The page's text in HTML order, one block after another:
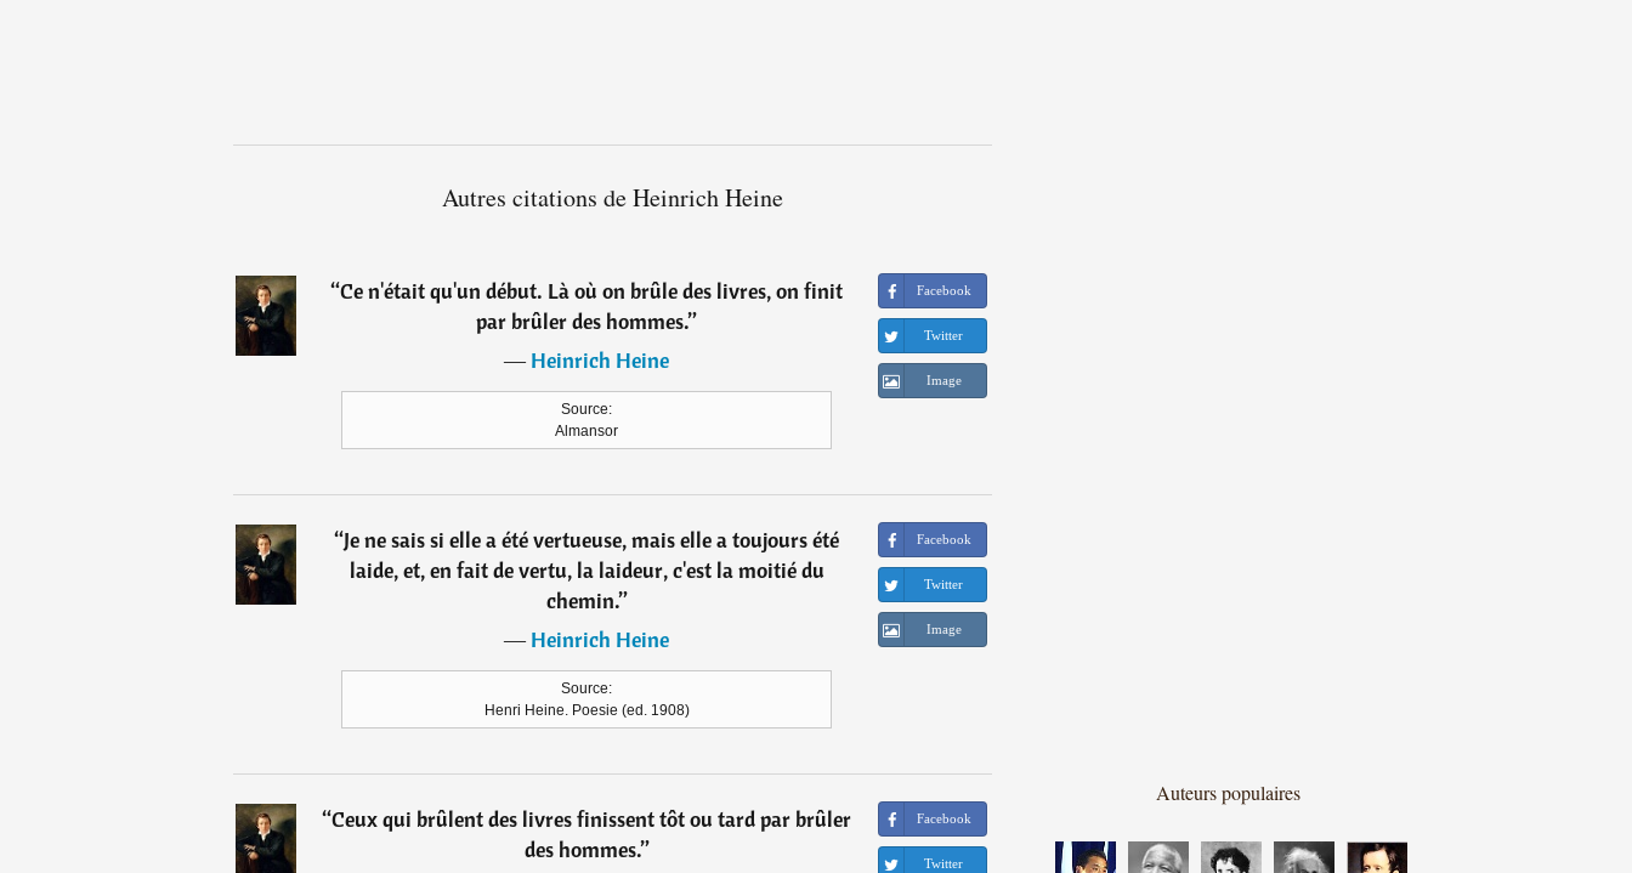
Autres citations de Heinrich Heine
“Ce n'était qu'un début. Là où on brûle des livres, on finit
par brûler des hommes.”
―Heinrich Heine
Source:
Almansor
Facebook
Twitter
Image
“Je ne sais si elle a été vertueuse, mais elle a toujours été
laide, et, en fait de vertu, la laideur, c'est la moitié du
chemin.”
―Heinrich Heine
Source:
Henri Heine. Poesie (ed. 1908)
Facebook
Twitter
Image
“Ceux qui brûlent des livres finissent tôt ou tard par brûler
des hommes.”
Facebook
Twitter
Auteurs populaires